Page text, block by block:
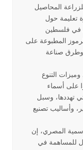
المحاصيل
تعليمة حول
في فلسطين
المطبوعة على
وطرق صناعة
التنوع
وتعرفوا على أسماء
تهددها، وسبل
وأساليب تصنيع
المصري، إن
للمساهمة في